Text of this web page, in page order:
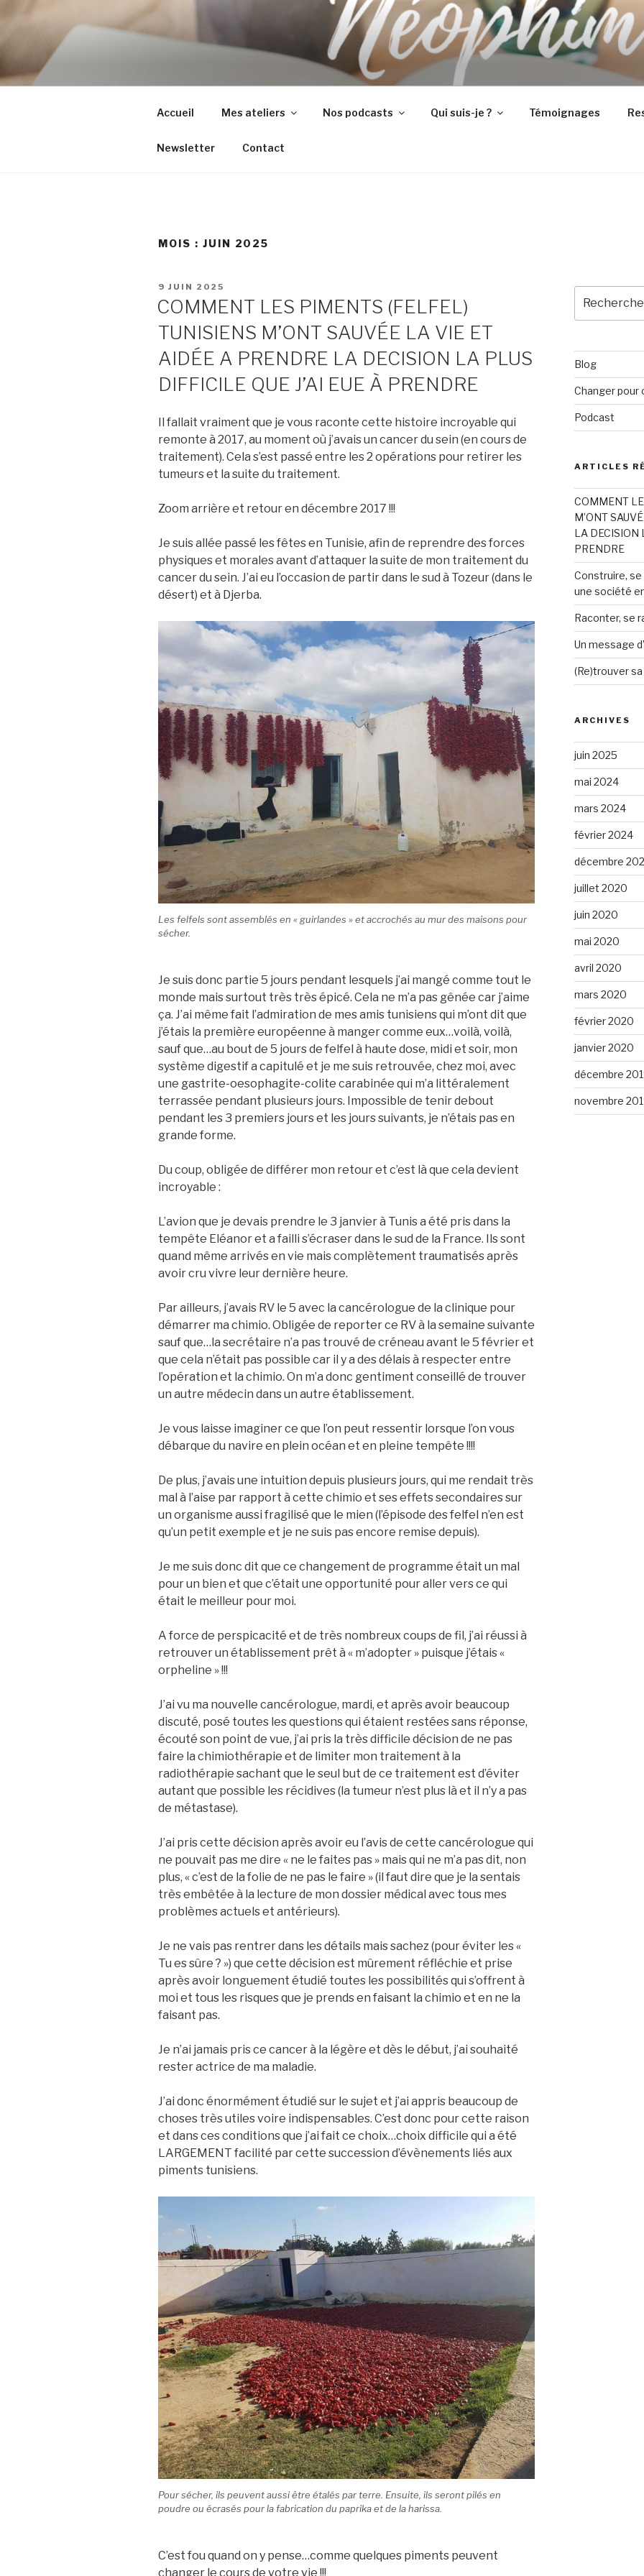
contenu
principal
Accueil Mes ateliers Nos podcasts Qui suis-je ? Témoignages
Newsletter Contact
MOIS : JUIN 2025
PUBLIÉ
9 JUIN 2025
COMMENT LES PIMENTS (FELFEL)
TUNISIENS M’ONT SAUVÉE LA VIE ET
AIDÉE A PRENDRE LA DECISION LA PLUS
DIFFICILE QUE J’AI EUE À PRENDRE
Il fallait vraiment que je vous raconte cette histoire incroyable qui
remonte à 2017, au moment où j’avais un cancer du sein (en cours de
traitement). Cela s’est passé entre les 2 opérations pour retirer les
tumeurs et la suite du traitement.
Zoom arrière et retour en décembre 2017 !!!
Je suis allée passé les fêtes en Tunisie, afin de reprendre des forces
physiques et morales avant d’attaquer la suite de mon traitement du
cancer du sein. J’ai eu l’occasion de partir dans le sud à Tozeur (dans le
désert) et à Djerba.
Les felfels sont assemblés en « guirlandes » et accrochés au mur des maisons pour
sécher.
Je suis donc partie 5 jours pendant lesquels j’ai mangé comme tout le
monde mais surtout très très épicé. Cela ne m’a pas gênée car j’aime
ça. J’ai même fait l’admiration de mes amis tunisiens qui m’ont dit que
j’étais la première européenne à manger comme eux…voilà, voilà,
sauf que…au bout de 5 jours de felfel à haute dose, midi et soir, mon
système digestif a capitulé et je me suis retrouvée, chez moi, avec
une gastrite-oesophagite-colite carabinée qui m’a littéralement
terrassée pendant plusieurs jours. Impossible de tenir debout
pendant les 3 premiers jours et les jours suivants, je n’étais pas en
grande forme.
Du coup, obligée de différer mon retour et c’est là que cela devient
incroyable :
L’avion que je devais prendre le 3 janvier à Tunis a été pris dans la
tempête Eléanor et a failli s’écraser dans le sud de la France. Ils sont
quand même arrivés en vie mais complètement traumatisés après
avoir cru vivre leur dernière heure.
Par ailleurs, j’avais RV le 5 avec la cancérologue de la clinique pour
démarrer ma chimio. Obligée de reporter ce RV à la semaine suivante
sauf que…la secrétaire n’a pas trouvé de créneau avant le 5 février et
que cela n’était pas possible car il y a des délais à respecter entre
l’opération et la chimio. On m’a donc gentiment conseillé de trouver
un autre médecin dans un autre établissement.
Je vous laisse imaginer ce que l’on peut ressentir lorsque l’on vous
débarque du navire en plein océan et en pleine tempête !!!!
De plus, j’avais une intuition depuis plusieurs jours, qui me rendait très
mal à l’aise par rapport à cette chimio et ses effets secondaires sur
un organisme aussi fragilisé que le mien (l’épisode des felfel n’en est
qu’un petit exemple et je ne suis pas encore remise depuis).
Je me suis donc dit que ce changement de programme était un mal
pour un bien et que c’était une opportunité pour aller vers ce qui
était le meilleur pour moi.
A force de perspicacité et de très nombreux coups de fil, j’ai réussi à
retrouver un établissement prêt à « m’adopter » puisque j’étais «
orpheline » !!!
J’ai vu ma nouvelle cancérologue, mardi, et après avoir beaucoup
discuté, posé toutes les questions qui étaient restées sans réponse,
écouté son point de vue, j’ai pris la très difficile décision de ne pas
faire la chimiothérapie et de limiter mon traitement à la
radiothérapie sachant que le seul but de ce traitement est d’éviter
autant que possible les récidives (la tumeur n’est plus là et il n’y a pas
de métastase).
J’ai pris cette décision après avoir eu l’avis de cette cancérologue qui
ne pouvait pas me dire « ne le faites pas » mais qui ne m’a pas dit, non
plus, « c’est de la folie de ne pas le faire » (il faut dire que je la sentais
très embêtée à la lecture de mon dossier médical avec tous mes
problèmes actuels et antérieurs).
Je ne vais pas rentrer dans les détails mais sachez (pour éviter les «
Tu es sûre ? ») que cette décision est mûrement réfléchie et prise
après avoir longuement étudié toutes les possibilités qui s’offrent à
moi et tous les risques que je prends en faisant la chimio et en ne la
faisant pas.
Je n’ai jamais pris ce cancer à la légère et dès le début, j’ai souhaité
rester actrice de ma maladie.
J’ai donc énormément étudié sur le sujet et j’ai appris beaucoup de
choses très utiles voire indispensables. C’est donc pour cette raison
et dans ces conditions que j’ai fait ce choix…choix difficile qui a été
LARGEMENT facilité par cette succession d’évènements liés aux
piments tunisiens.
Pour sécher, ils peuvent aussi être étalés par terre. Ensuite, ils seront pilés en
poudre ou écrasés pour la fabrication du paprika et de la harissa.
C’est fou quand on y pense…comme quelques piments peuvent
changer le cours de votre vie !!!
pour
:
Blog
Changer pour
Podcast
ARTICLES
COMMENT
M’ONT
LA DECISION
PRENDRE
Construire,
une société
Raconter, se
Un message
(Re)trouver
ARCHIVES
juin 2025
mai 2024
mars 2024
février 2024
décembre
juillet 2020
juin 2020
mai 2020
avril 2020
mars 2020
février 2020
janvier 2020
décembre
novembre